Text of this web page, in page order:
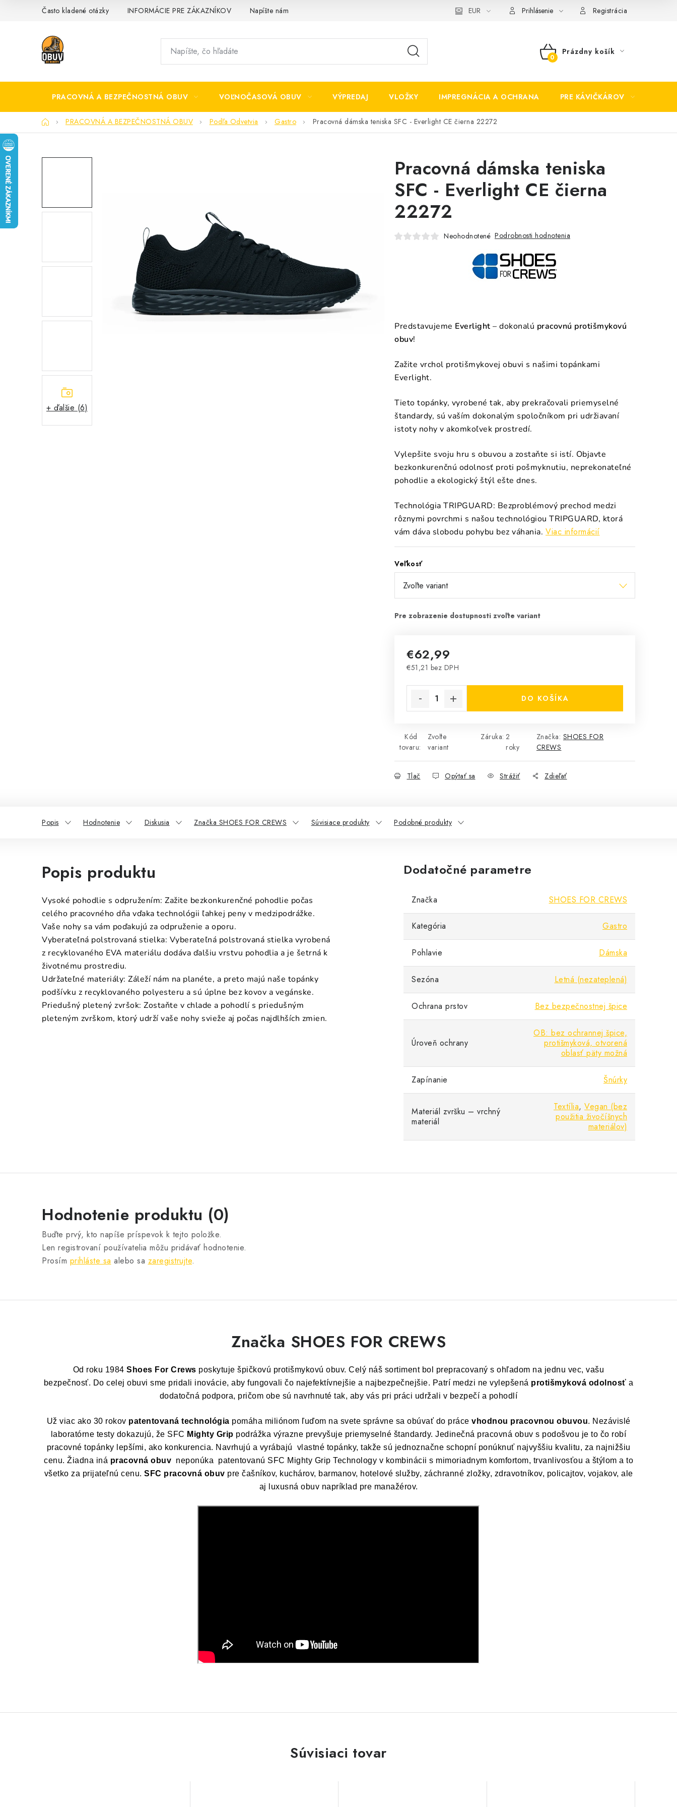
Často kladené otázky INFORMÁCIE PRE ZÁKAZNÍKOV Napíšte nám EUR Prihlásenie Registrácia
NÁKUPNÝ
Prázdny košík
PRACOVNÁ A BEZPEČNOSTNÁ OBUV VOĽNOČASOVÁ OBUV VÝPREDAJ VLOŽKY IMPREGNÁCIA A OCHRANA PRE KÁVIČKÁROV
DomovPRACOVNÁ A BEZPEČNOSTNÁ OBUV Podľa Odvetvia Gastro Pracovná dámska teniska SFC - Everlight CE čierna 22272
+ ďalšie (6)
Pracovná dámska teniska
SFC - Everlight CE čierna
22272
Neohodnotené Podrobnosti hodnotenia
Predstavujeme Everlight – dokonalú pracovnú protišmykovú
obuv!
Zažite vrchol protišmykovej obuvi s našimi topánkami
Everlight.
Tieto topánky, vyrobené tak, aby prekračovali priemyselné
štandardy, sú vaším dokonalým spoločníkom pri udržiavaní
istoty nohy v akomkoľvek prostredí.
Vylepšite svoju hru s obuvou a zostaňte si istí. Objavte
bezkonkurenčnú odolnosť proti pošmyknutiu, neprekonateľné
pohodlie a ekologický štýl ešte dnes.
Technológia TRIPGUARD: Bezproblémový prechod medzi
rôznymi povrchmi s našou technológiou TRIPGUARD, ktorá
vám dáva slobodu pohybu bez váhania. Viac informácií
Veľkosť
€62,99
€51,21 bez DPH
DO KOŠÍKA
Kód
tovaru:
Zvoľte
variant
Záruka: 2
roky
Značka: SHOES FOR
CREWS
Tlač Opýtať sa Strážiť Zdieľať
Popis Hodnotenie Diskusia Značka SHOES FOR CREWS Súvisiace produkty Podobné produkty
Popis produktu
Vysoké pohodlie s odpružením: Zažite bezkonkurenčné pohodlie počas
celého pracovného dňa vďaka technológii ľahkej peny v medzipodrážke.
Vaše nohy sa vám poďakujú za odpruženie a oporu.
Vyberateľná polstrovaná stielka: Vyberateľná polstrovaná stielka vyrobená
z recyklovaného EVA materiálu dodáva ďalšiu vrstvu pohodlia a je šetrná k
životnému prostrediu.
Udržateľné materiály: Záleží nám na planéte, a preto majú naše topánky
podšívku z recyklovaného polyesteru a sú úplne bez kovov a vegánske.
Priedušný pletený zvršok: Zostaňte v chlade a pohodlí s priedušným
pleteným zvrškom, ktorý udrží vaše nohy svieže aj počas najdlhších zmien.
Dodatočné parametre
Značka SHOES FOR CREWS
Kategória Gastro
Pohlavie Dámska
Sezóna Letná (nezateplená)
Ochrana prstov Bez bezpečnostnej špice
Úroveň ochrany
OB: bez ochrannej špice,
protišmyková, otvorená
oblasť päty možná
Zapínanie Šnúrky
Materiál zvršku – vrchný
materiál
Textília, Vegan (bez
použitia živočíšnych
materiálov)
Hodnotenie produktu (0)
Buďte prvý, kto napíše príspevok k tejto položke.
Len registrovaní používatelia môžu pridávať hodnotenie.
Prosím prihláste sa alebo sa zaregistrujte.
Značka SHOES FOR CREWS
Od roku 1984Shoes For Crews poskytuje špičkovú protišmykovú obuv. Celý náš sortiment bol prepracovaný s ohľadom na jednu vec, vašu
bezpečnosť. Do celej obuvi sme pridali inovácie, aby fungovali čo najefektívnejšie a najbezpečnejšie. Patrí medzi ne vylepšená protišmyková odolnosť a
dodatočná podpora, pričom obe sú navrhnuté tak, aby vás pri práci udržali v bezpečí a pohodlí
Už viac ako 30 rokov patentovaná technológia pomáha miliónom ľuďom na svete správne sa obúvať do práce vhodnou pracovnou obuvou. Nezávislé
laboratórne testy dokazujú, že SFC Mighty Grip podrážka výrazne prevyšuje priemyselné štandardy. Jedinečná pracovná obuv s podošvou je to čo robí
pracovné topánky lepšími, ako konkurencia. Navrhujú a vyrábajú
vlastné topánky, takže sú jednoznačne schopní ponúknuť najvyššiu kvalitu, za najnižšiu
cenu. Žiadna iná pracovná obuv neponúka patentovanú SFC Mighty Grip Technology v kombinácii s mimoriadnym komfortom, trvanlivosťou a štýlom a to
všetko za prijateľnú cenu. SFC pracovná obuv pre čašníkov, kuchárov, barmanov, hotelové služby, záchranné zložky, zdravotníkov, policajtov, vojakov, ale
aj luxusná obuv napríklad pre manažérov.
Súvisiaci tovar